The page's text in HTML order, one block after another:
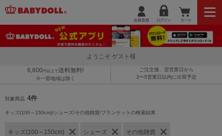
ようこそ ゲスト様
6,600 円以上で送料無料!
※一部地域は除く
ご注文後、翌営業日から
3〜5営業日以内に出荷予定
対象商品 4件
キッズ(100～150cm)/シューズ/その他雑貨/ブランケットの検索結果
キッズ(100～150cm) シューズ その他雑貨